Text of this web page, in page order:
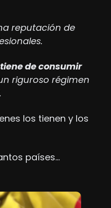
reputación de
de consumir
riguroso régimen
los tienen y los
países…